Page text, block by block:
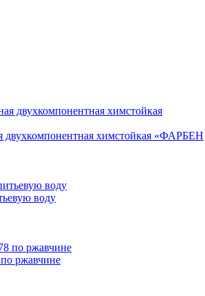
двухкомпонентная химстойкая «ФАРБЕН
воду
ржавчине